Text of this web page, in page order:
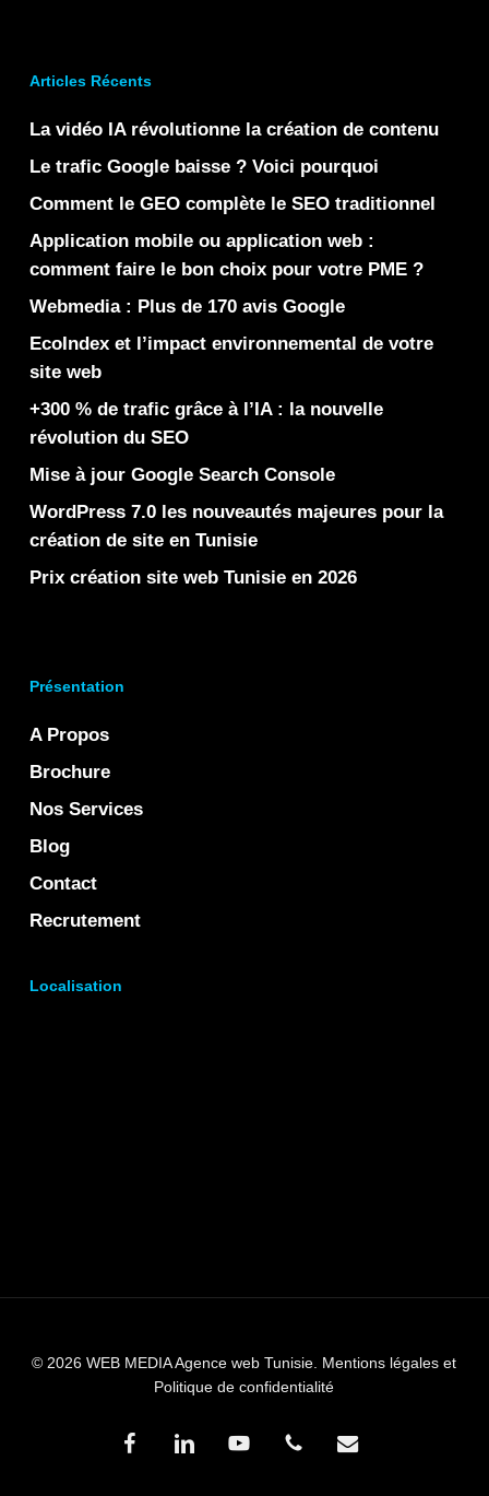
Articles Récents
La vidéo IA révolutionne la création de contenu
Le trafic Google baisse ? Voici pourquoi
Comment le GEO complète le SEO traditionnel
Application mobile ou application web :
comment faire le bon choix pour votre PME ?
Webmedia : Plus de 170 avis Google
EcoIndex et l’impact environnemental de votre
site web
+300 % de trafic grâce à l’IA : la nouvelle
révolution du SEO
Mise à jour Google Search Console
WordPress 7.0 les nouveautés majeures pour la
création de site en Tunisie
Prix création site web Tunisie en 2026
Présentation
A Propos
Brochure
Nos Services
Blog
Contact
Recrutement
Localisation
© 2026 WEB MEDIA Agence web Tunisie. Mentions légales et
Politique de confidentialité
facebooklinkedin youtube phone email